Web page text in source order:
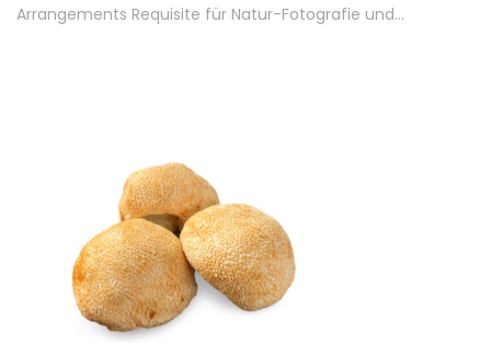
Arrangements Requisite für Natur-Fotografie und…